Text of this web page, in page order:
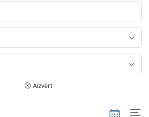
Aizvērt